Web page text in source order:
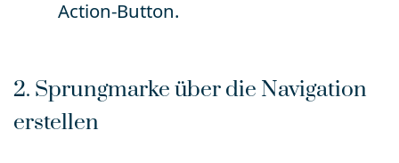
Action-Button.
2. Sprungmarke über die Navigation
erstellen